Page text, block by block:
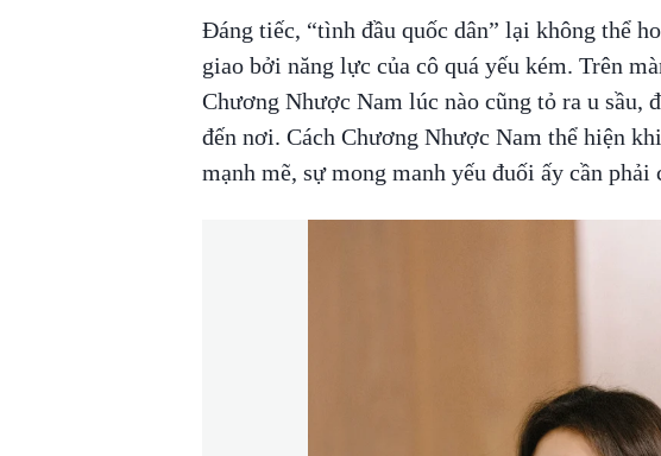
Đáng tiếc, “tình đầu quốc dân” lại không thể
giao bởi năng lực của cô quá yếu kém. Trên
Chương Nhược Nam lúc nào cũng tỏ ra u sầu,
đến nơi. Cách Chương Nhược Nam thể hiện
mạnh mẽ, sự mong manh yếu đuối ấy cần